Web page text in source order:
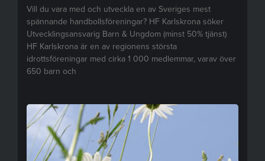
Vill du vara med och utveckla en av Sveriges mest
spännande handbollsföreningar? HF Karlskrona söker
Utvecklingsansvarig Barn & Ungdom (minst 50% tjänst)
HF Karlskrona är en av regionens största
idrottsföreningar med cirka 1 000 medlemmar, varav över
650 barn och